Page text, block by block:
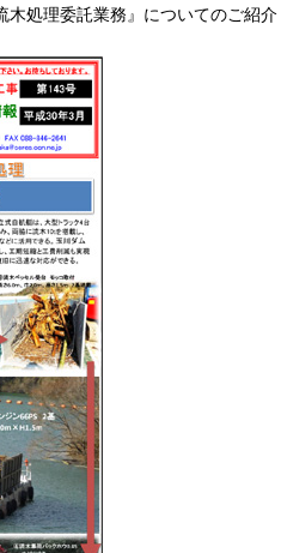
処理委託業務』についてのご紹介